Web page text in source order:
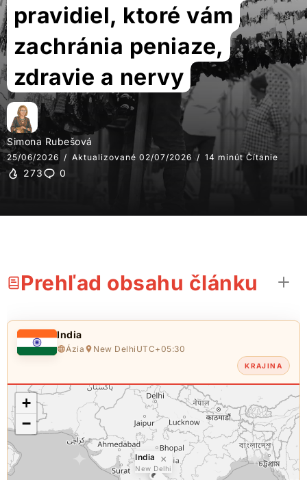
pravidiel, ktoré vám
zachránia peniaze,
zdravie a nervy
Simona Rubešová
25/06/2026 Aktualizované 02/07/2026 14 minút Čítanie
273 0
Prehľad obsahu článku
India
Ázia New Delhi UTC+05:30
KRAJINA
India
New Delhi
×
+
−